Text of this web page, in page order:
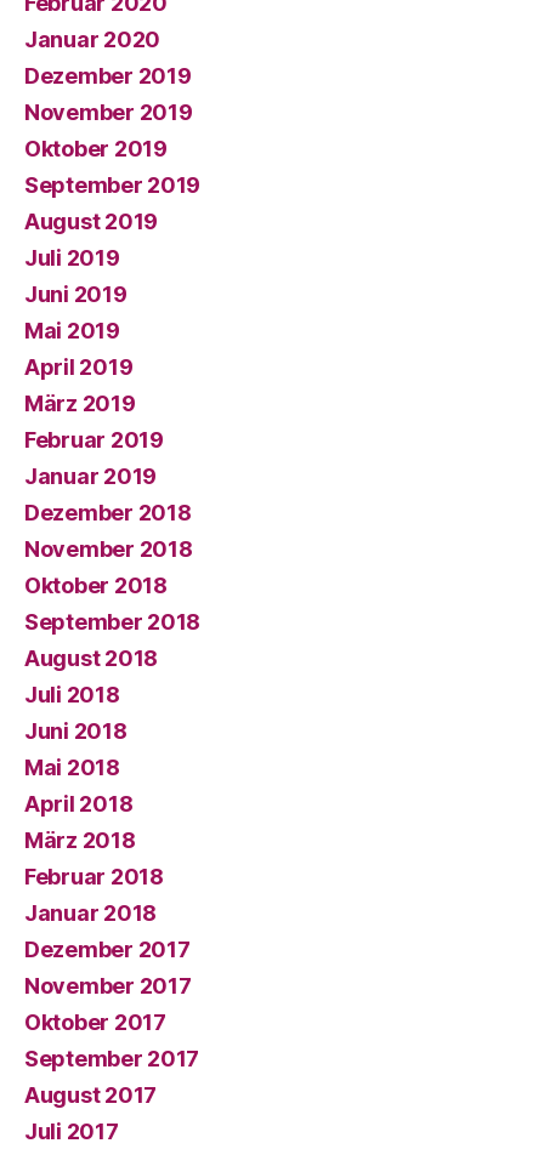
Januar 2020
Dezember 2019
November 2019
Oktober 2019
September 2019
August 2019
Juli 2019
Juni 2019
Mai 2019
April 2019
März 2019
Februar 2019
Januar 2019
Dezember 2018
November 2018
Oktober 2018
September 2018
August 2018
Juli 2018
Juni 2018
Mai 2018
April 2018
März 2018
Februar 2018
Januar 2018
Dezember 2017
November 2017
Oktober 2017
September 2017
August 2017
Juli 2017